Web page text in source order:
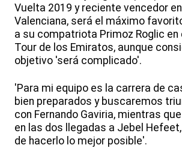
Vuelta 2019 y reciente vencedor
Valenciana, será el máximo
a su compatriota Primoz Roglic en
Tour de los Emiratos, aunque
objetivo 'será complicado'.
'Para mi equipo es la carrera de
bien preparados y buscaremos
con Fernando Gaviria, mientras
en las dos llegadas a Jebel
de hacerlo lo mejor posible'.